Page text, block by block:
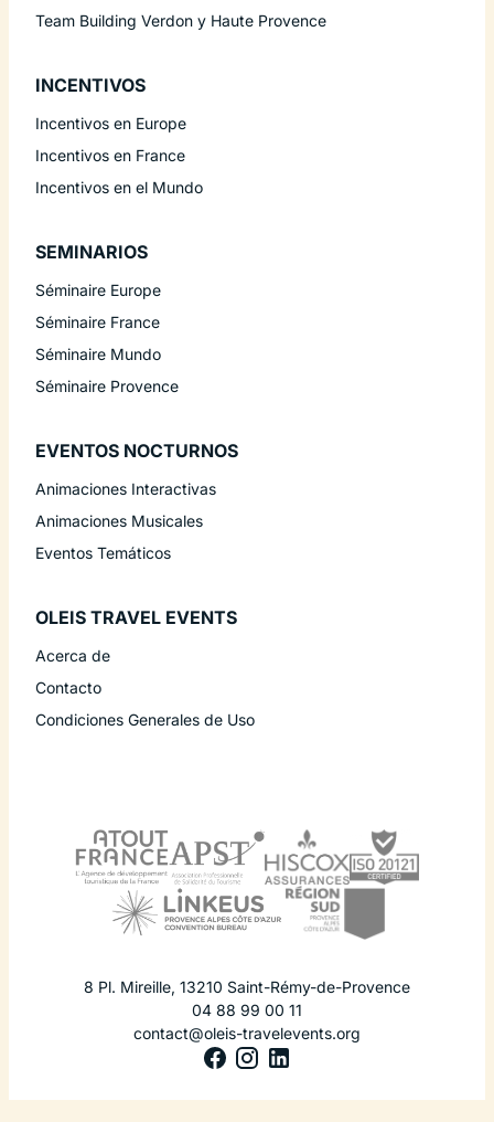
Team Building Verdon y Haute Provence
INCENTIVOS
Incentivos en Europe
Incentivos en France
Incentivos en el Mundo
SEMINARIOS
Séminaire Europe
Séminaire France
Séminaire Mundo
Séminaire Provence
EVENTOS NOCTURNOS
Animaciones Interactivas
Animaciones Musicales
Eventos Temáticos
OLEIS TRAVEL EVENTS
Acerca de
Contacto
Condiciones Generales de Uso
8 Pl. Mireille, 13210 Saint-Rémy-de-Provence
04 88 99 00 11
contact@oleis-travelevents.org